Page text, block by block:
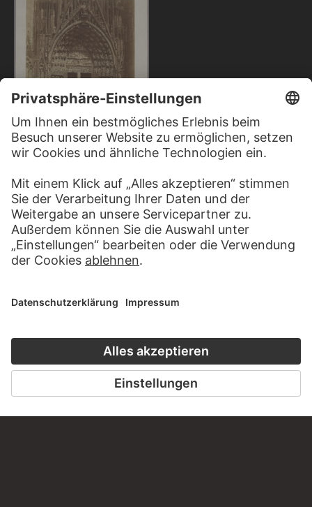
BISSON FRÈRES
Münsters
MEO DA SIENA; UND WERKSTATT